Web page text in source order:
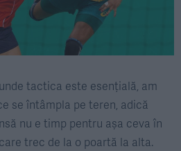
tactica este esențială, am
se întâmpla pe teren, adică
nu e timp pentru așa ceva în
trec de la o poartă la alta.